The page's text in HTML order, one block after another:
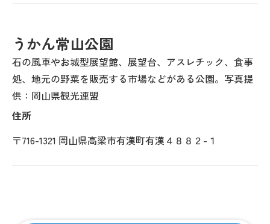
うかん常山公園
石の風車やお城型展望館、展望台、アスレチック、食事
処、地元の野菜を販売する市場などがある公園。写真提
供：岡山県観光連盟
住所
〒716-1321 岡山県高梁市有漢町有漢４８８２-１